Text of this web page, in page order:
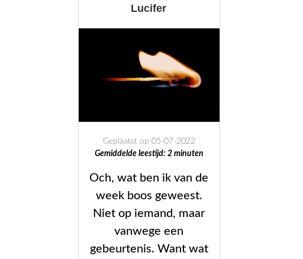
Lucifer
Geplaatst op 05-07-2022
Gemiddelde leestijd: 2 minuten
Och, wat ben ik van de
week boos geweest.
Niet op iemand, maar
vanwege een
gebeurtenis. Want wat